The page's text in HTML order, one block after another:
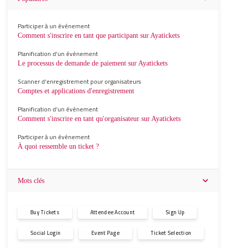
Participer à un événement
Comment s'inscrire en tant que participant sur Ayatickets
Planification d'un événement
Le processus de demande de paiement sur Ayatickets
Scanner d'enregistrement pour organisateurs
Comptes et applications d'enregistrement
Planification d'un événement
Comment s'inscrire en tant qu'organisateur sur Ayatickets
Participer à un événement
À quoi ressemble un ticket ?
Mots clés
Buy Tickets Attendee Account Sign Up
Social Login Event Page Ticket Selection